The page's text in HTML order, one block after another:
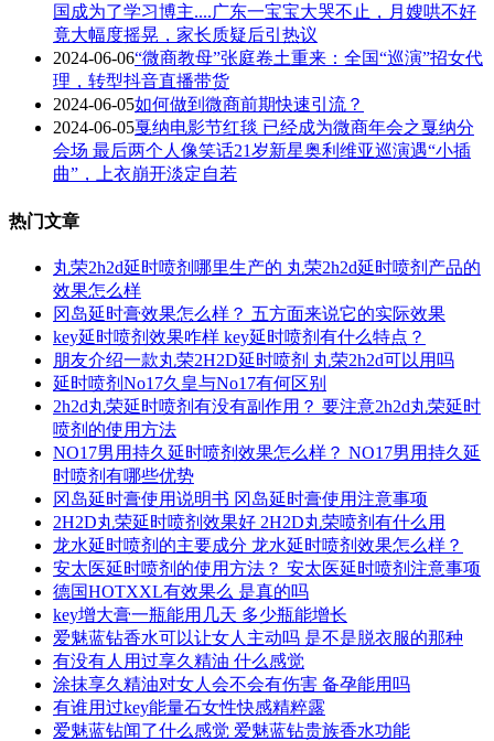
国成为了学习博主....广东一宝宝大哭不止，月嫂哄不好
竟大幅度摇晃，家长质疑后引热议
2024-06-06“微商教母”张庭卷土重来：全国“巡演”招女代
理，转型抖音直播带货
2024-06-05如何做到微商前期快速引流？
2024-06-05戛纳电影节红毯 已经成为微商年会之戛纳分
会场 最后两个人像笑话21岁新星奥利维亚巡演遇“小插
曲”，上衣崩开淡定自若
热门文章
丸荣2h2d延时喷剂哪里生产的 丸荣2h2d延时喷剂产品的
效果怎么样
冈岛延时膏效果怎么样？ 五方面来说它的实际效果
key延时喷剂效果咋样 key延时喷剂有什么特点？
朋友介绍一款丸荣2H2D延时喷剂 丸荣2h2d可以用吗
延时喷剂No17久皇与No17有何区别
2h2d丸荣延时喷剂有没有副作用？ 要注意2h2d丸荣延时
喷剂的使用方法
NO17男用持久延时喷剂效果怎么样？ NO17男用持久延
时喷剂有哪些优势
冈岛延时膏使用说明书 冈岛延时膏使用注意事项
2H2D丸荣延时喷剂效果好 2H2D丸荣喷剂有什么用
龙水延时喷剂的主要成分 龙水延时喷剂效果怎么样？
安太医延时喷剂的使用方法？ 安太医延时喷剂注意事项
德国HOTXXL有效果么 是真的吗
key增大膏一瓶能用几天 多少瓶能增长
爱魅蓝钻香水可以让女人主动吗 是不是脱衣服的那种
有没有人用过享久精油 什么感觉
涂抹享久精油对女人会不会有伤害 备孕能用吗
有谁用过key能量石女性快感精粹露
爱魅蓝钻闻了什么感觉 爱魅蓝钻贵族香水功能